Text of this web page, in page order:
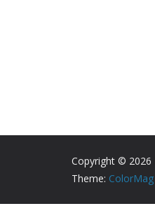
Copyright © 2026
Theme: ColorMag